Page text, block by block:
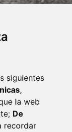
siguientes
,
la web
De
recordar
(ESPAÑA)